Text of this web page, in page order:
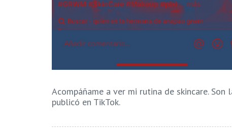
Acompáñame a ver mi rutina de skincare.
publicó en TikTok.